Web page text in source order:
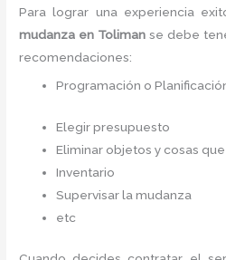
Para lograr una experiencia
mudanza en Tolimanse debe
recomendaciones:
Programación o
Elegir presupuesto
Eliminar objetos y cosas
Inventario
Supervisar la mudanza
etc